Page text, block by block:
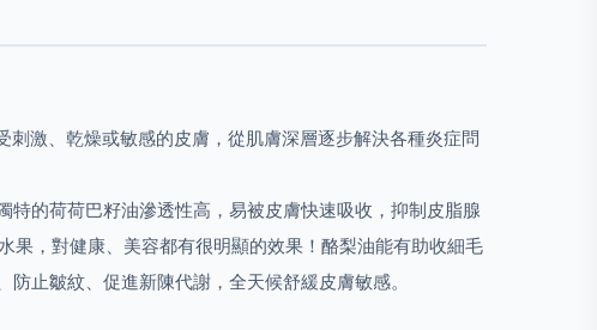
激、乾燥或敏感的皮膚，從肌膚深層逐步解決各種炎症問
的荷荷巴籽油滲透性高，易被皮膚快速吸收，抑制皮脂腺
，對健康、美容都有很明顯的效果！酪梨油能有助收細毛
止皺紋、促進新陳代謝，全天候舒緩皮膚敏感。